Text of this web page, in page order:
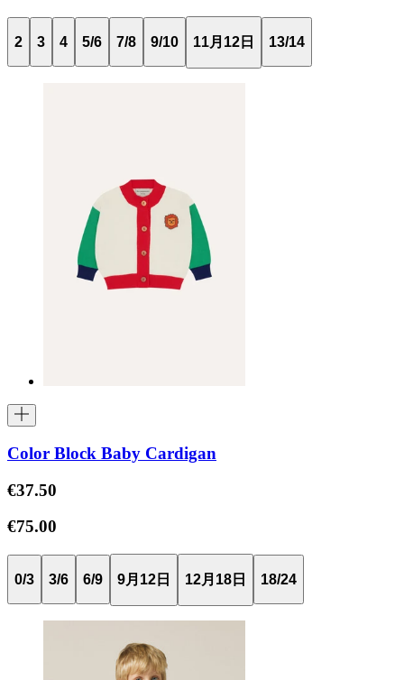
2 3 4 5/6 7/8 9/10 11月12日 13/14
Color Block Baby Cardigan
€37.50
€75.00
0/3 3/6 6/9 9月12日 12月18日 18/24